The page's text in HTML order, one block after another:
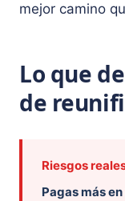
mejor camino
Lo que
de
Riesgos
Pagas más